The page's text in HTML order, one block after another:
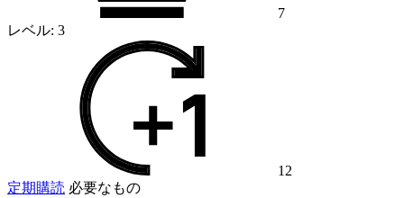
7
レベル: 3
12
定期購読 必要なもの